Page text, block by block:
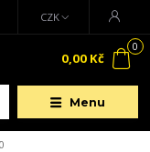
Menu
CZK
0
0,00 Kč